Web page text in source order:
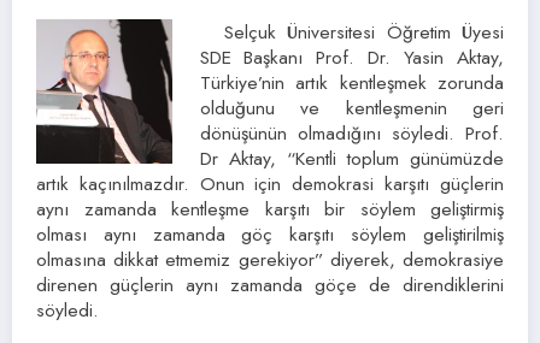
Selçuk Üniversitesi Öğretim Üyesi
SDE Başkanı Prof. Dr. Yasin Aktay,
Türkiye’nin artık kentleşmek zorunda
olduğunu ve kentleşmenin geri
dönüşünün olmadığını söyledi. Prof.
Dr Aktay, “Kentli toplum günümüzde
artık kaçınılmazdır. Onun için demokrasi karşıtı güçlerin
aynı zamanda kentleşme karşıtı bir söylem geliştirmiş
olması aynı zamanda göç karşıtı söylem geliştirilmiş
olmasına dikkat etmemiz gerekiyor” diyerek, demokrasiye
direnen güçlerin aynı zamanda göçe de direndiklerini
söyledi.